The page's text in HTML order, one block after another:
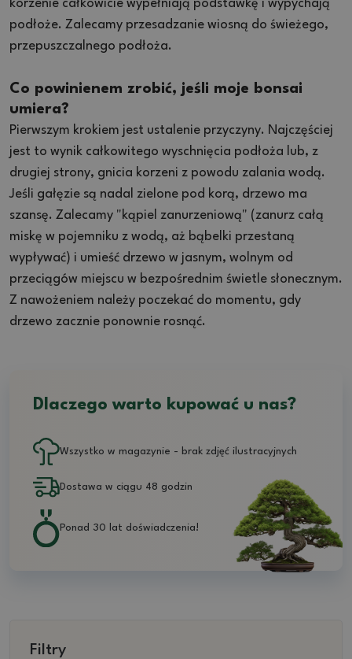
Filtry
korzenie całkowicie wypełniają podstawkę i wypychają
podłoże. Zalecamy przesadzanie wiosną do świeżego,
przepuszczalnego podłoża.
Co powinienem zrobić, jeśli moje bonsai
umiera?
Pierwszym krokiem jest ustalenie przyczyny. Najczęściej
jest to wynik całkowitego wyschnięcia podłoża lub, z
drugiej strony, gnicia korzeni z powodu zalania wodą.
Jeśli gałęzie są nadal zielone pod korą, drzewo ma
szansę. Zalecamy "kąpiel zanurzeniową" (zanurz całą
miskę w pojemniku z wodą, aż bąbelki przestaną
wypływać) i umieść drzewo w jasnym, wolnym od
przeciągów miejscu w bezpośrednim świetle słonecznym.
Z nawożeniem należy poczekać do momentu, gdy
drzewo zacznie ponownie rosnąć.
Dlaczego warto kupować u nas?
Wszystko w magazynie - brak zdjęć ilustracyjnych
Dostawa w ciągu 48 godzin
Ponad 30 lat doświadczenia!